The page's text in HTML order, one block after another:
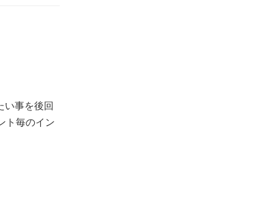
い事を後回
ト毎のイン